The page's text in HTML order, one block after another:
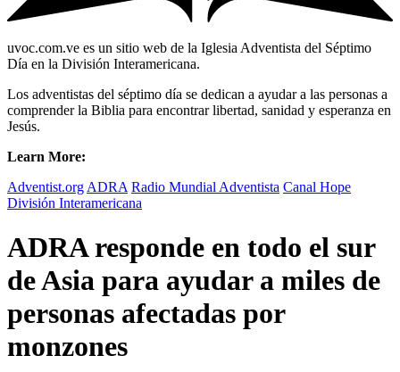
uvoc.com.ve es un sitio web de la Iglesia Adventista del Séptimo
Día en la División Interamericana.
Los adventistas del séptimo día se dedican a ayudar a las personas a
comprender la Biblia para encontrar libertad, sanidad y esperanza en
Jesús.
Learn More:
Adventist.org ADRA Radio Mundial Adventista Canal Hope
División Interamericana
ADRA responde en todo el sur
de Asia para ayudar a miles de
personas afectadas por
monzones